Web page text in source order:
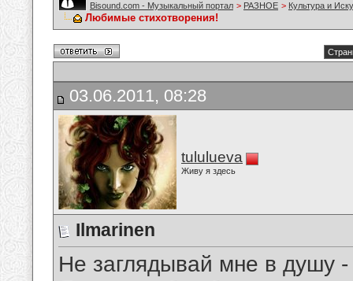
Bisound.com - Музыкальный портал > РАЗНОЕ > Культура и
Любимые стихотворения!
03.06.2011, 08:28
tululueva
Живу я здесь
Ilmarinen
Не заглядывай мне в душу -